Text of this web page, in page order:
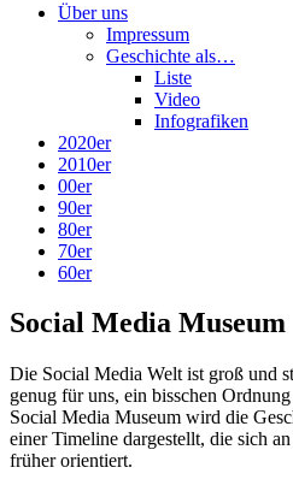
Über uns
Impressum
Geschichte als…
Liste
Video
Infografiken
2020er
2010er
00er
90er
80er
70er
60er
Social Media Museum
Die Social Media Welt ist groß und
genug für uns, ein bisschen
Social Media Museum wird die
einer Timeline dargestellt, die sich
früher orientiert.